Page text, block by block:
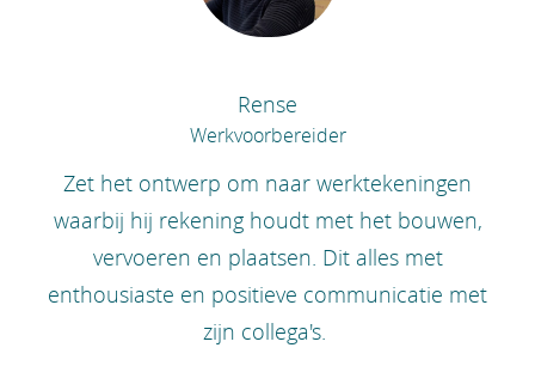
Rense
Werkvoorbereider
Zet het ontwerp om naar werktekeningen
waarbij hij rekening houdt met het bouwen,
vervoeren en plaatsen. Dit alles met
enthousiaste en positieve communicatie met
zijn collega's.